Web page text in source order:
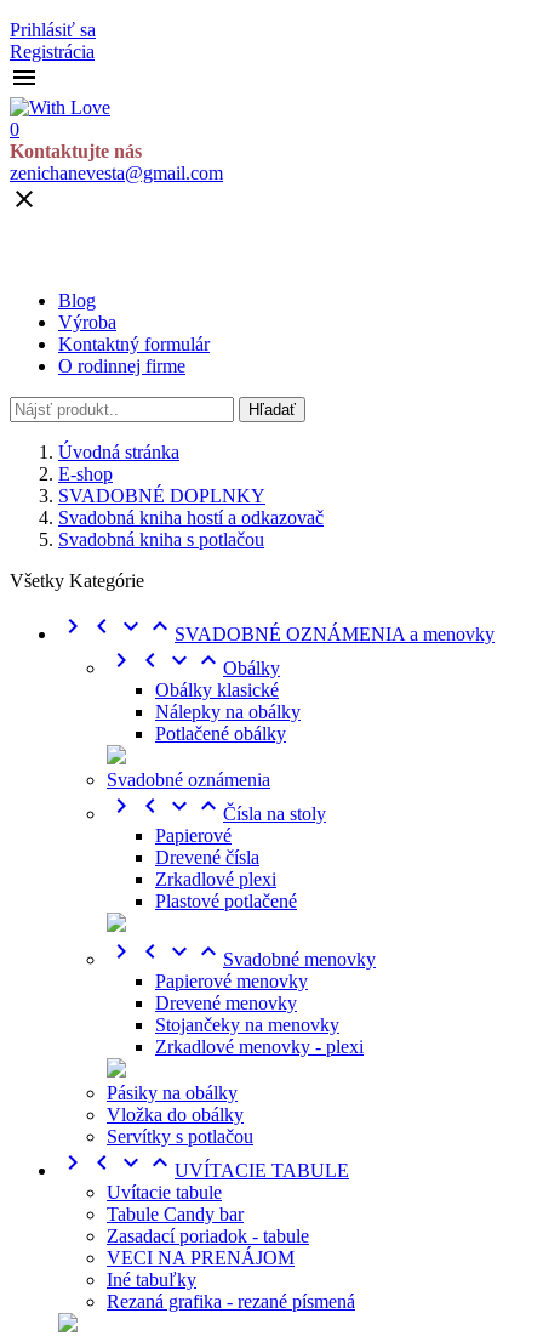
Prihlásiť sa
Registrácia

0
Kontaktujte nás
zenichanevesta@gmail.com

Blog
Výroba
Kontaktný formulár
O rodinnej firme
Hľadať
Úvodná stránka
E-shop
SVADOBNÉ DOPLNKY
Svadobná kniha hostí a odkazovač
Svadobná kniha s potlačou
Všetky Kategórie
    SVADOBNÉ OZNÁMENIA a menovky
    Obálky
Obálky klasické
Nálepky na obálky
Potlačené obálky
Svadobné oznámenia
    Čísla na stoly
Papierové
Drevené čísla
Zrkadlové plexi
Plastové potlačené
    Svadobné menovky
Papierové menovky
Drevené menovky
Stojančeky na menovky
Zrkadlové menovky - plexi
Pásiky na obálky
Vložka do obálky
Servítky s potlačou
    UVÍTACIE TABULE
Uvítacie tabule
Tabule Candy bar
Zasadací poriadok - tabule
VECI NA PRENÁJOM
Iné tabuľky
Rezaná grafika - rezané písmená